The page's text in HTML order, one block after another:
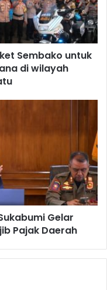
Sembako untuk
di wilayah
Gelar
Pajak Daerah